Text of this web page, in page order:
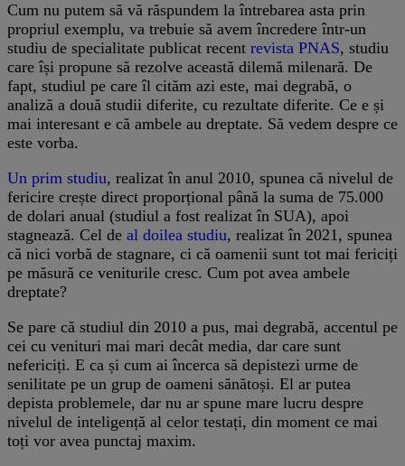
Cum nu putem să vă răspundem la întrebarea asta prin
propriul exemplu, va trebuie să avem încredere într-un
studiu de specialitate publicat recent revista PNAS, studiu
care își propune să rezolve această dilemă milenară. De
fapt, studiul pe care îl cităm azi este, mai degrabă, o
analiză a două studii diferite, cu rezultate diferite. Ce e și
mai interesant e că ambele au dreptate. Să vedem despre ce
este vorba.
Un prim studiu, realizat în anul 2010, spunea că nivelul de
fericire crește direct proporțional până la suma de 75.000
de dolari anual (studiul a fost realizat în SUA), apoi
stagnează. Cel de al doilea studiu, realizat în 2021, spunea
că nici vorbă de stagnare, ci că oamenii sunt tot mai fericiți
pe măsură ce veniturile cresc. Cum pot avea ambele
dreptate?
Se pare că studiul din 2010 a pus, mai degrabă, accentul pe
cei cu venituri mai mari decât media, dar care sunt
nefericiți. E ca și cum ai încerca să depistezi urme de
senilitate pe un grup de oameni sănătoși. El ar putea
depista problemele, dar nu ar spune mare lucru despre
nivelul de inteligență al celor testați, din moment ce mai
toți vor avea punctaj maxim.